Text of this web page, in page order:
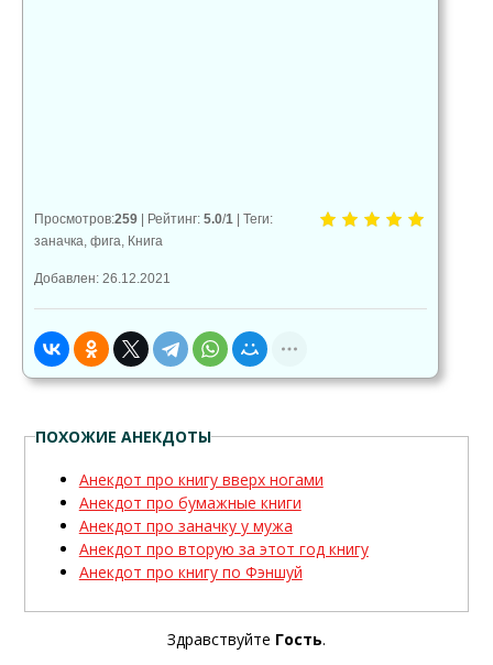
Просмотров:259 | Рейтинг: 5.0/1 | Теги:
заначка фига Книга
Добавлен: 26.12.2021
ПОХОЖИЕ АНЕКДОТЫ
Анекдот про книгу вверх ногами
Анекдот про бумажные книги
Анекдот про заначку у мужа
Анекдот про вторую за этот год книгу
Анекдот про книгу по Фэншуй
Здравствуйте Гость.